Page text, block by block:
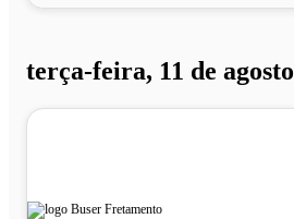
terça-feira, 11 de agosto